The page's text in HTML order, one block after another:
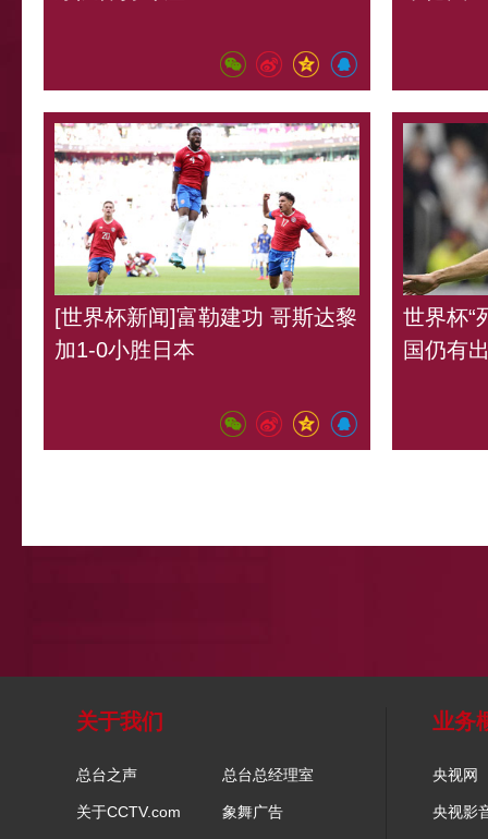
[世界杯新闻]富勒建功 哥斯达黎
加1-0小胜日本
世界杯“
国仍有
关于我们
总台之声 总台总经理室
关于CCTV.com 象舞广告
业务
央视网
央视影